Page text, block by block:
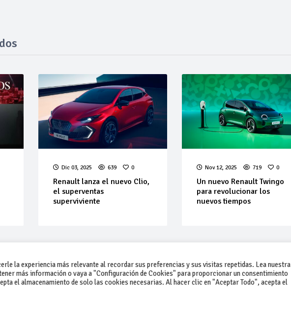
Dic 03, 2025 639 0
Renault lanza el nuevo Clio,
el superventas
superviviente
Nov 12, 2025 719 0
Un nuevo Renault Twingo
para revolucionar los
nuevos tiempos
generales
-Contacto
la experiencia más relevante al recordar sus preferencias y sus visitas repetidas. Lea nuestra
más información o vaya a "Configuración de Cookies" para proporcionar un consentimiento
el almacenamiento de solo las cookies necesarias. Al hacer clic en "Aceptar Todo", acepta el